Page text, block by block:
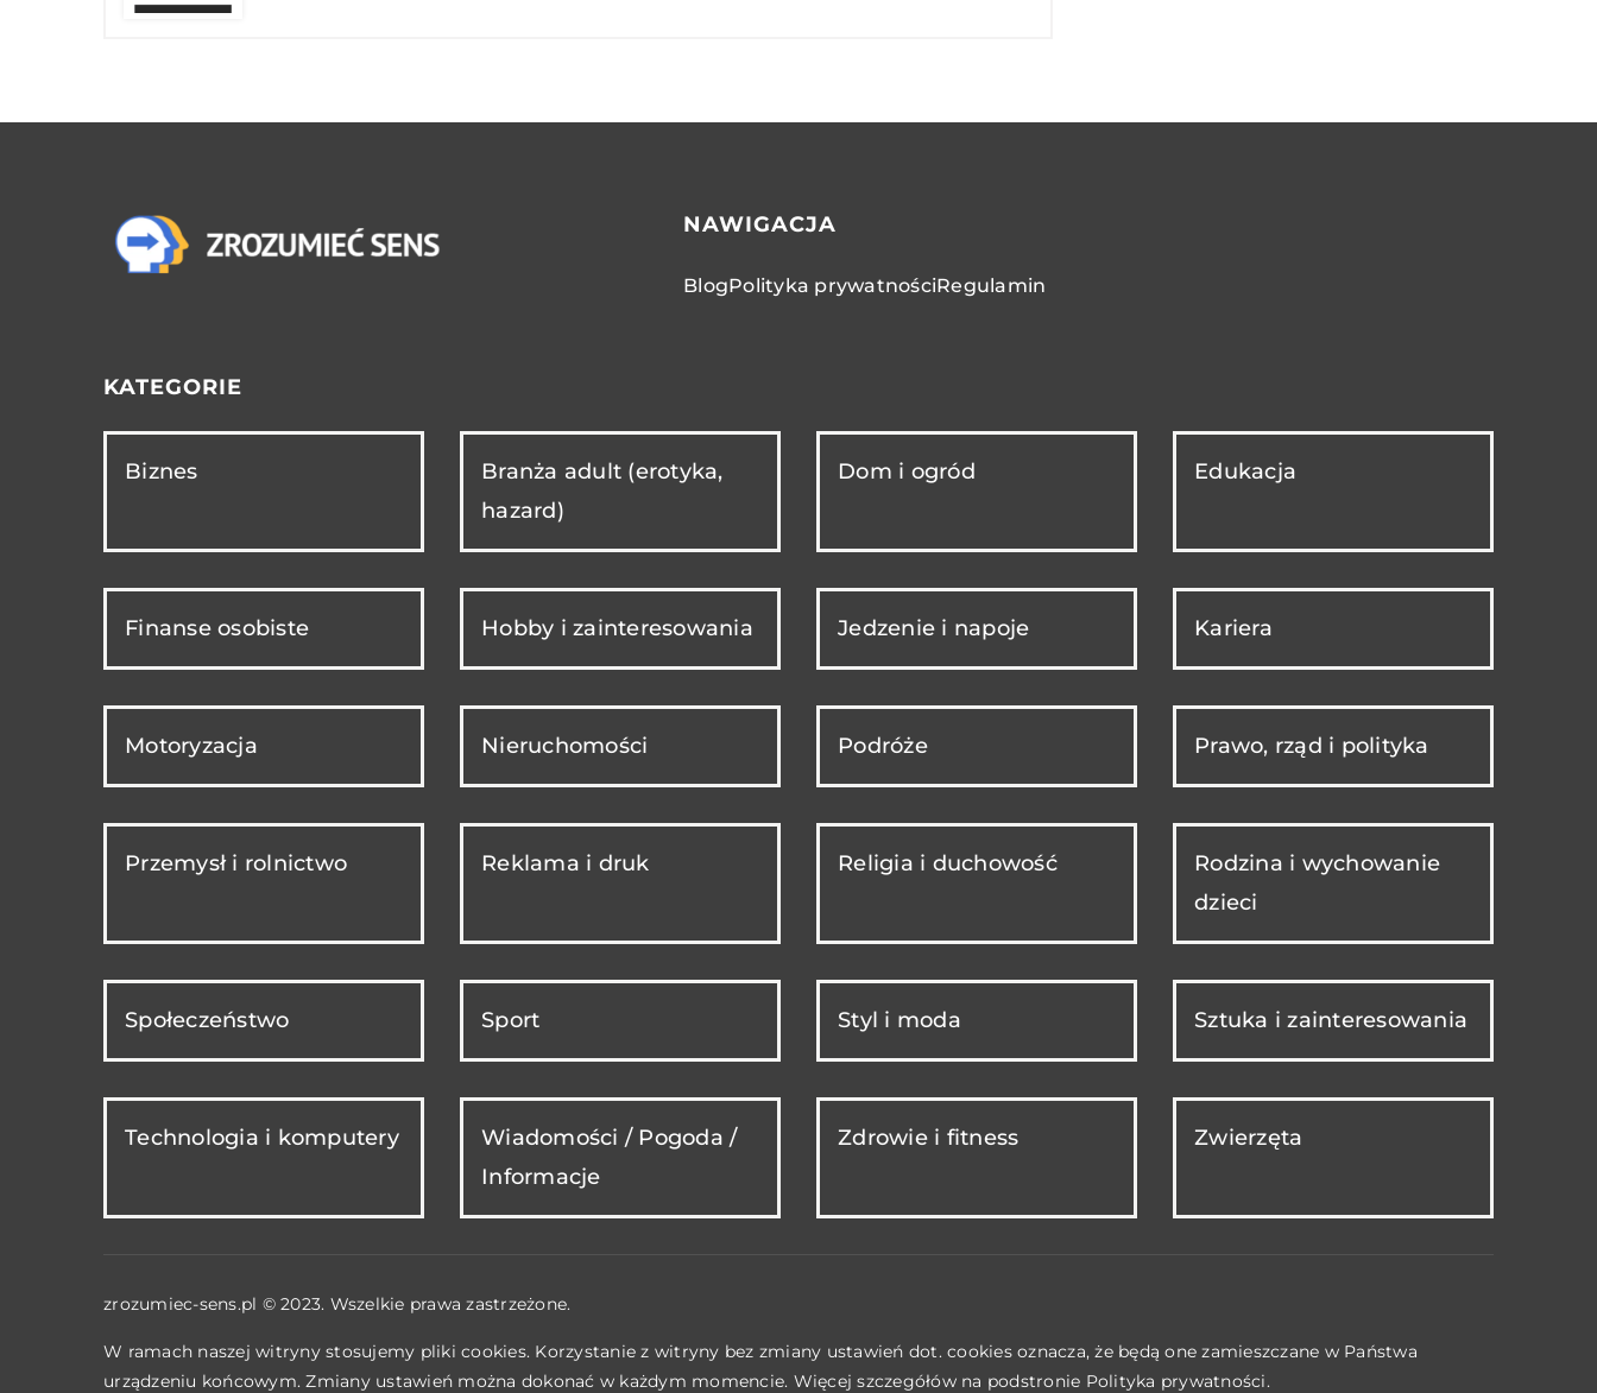
NAWIGACJA
BlogPolityka prywatnościRegulamin
KATEGORIE
Biznes
Branża adult (erotyka,
hazard)
Dom i ogród Edukacja
Finanse osobiste Hobby i zainteresowania Jedzenie i napoje Kariera
Motoryzacja Nieruchomości Podróże Prawo, rząd i polityka
Przemysł i rolnictwo Reklama i druk Religia i duchowość
Rodzina i wychowanie
dzieci
Społeczeństwo Sport Styl i moda Sztuka i zainteresowania
Technologia i komputery
Wiadomości / Pogoda /
Informacje
Zdrowie i fitness Zwierzęta
zrozumiec-sens.pl © 2023. Wszelkie prawa zastrzeżone.
W ramach naszej witryny stosujemy pliki cookies. Korzystanie z witryny bez zmiany ustawień dot. cookies oznacza, że będą one zamieszczane w Państwa
urządzeniu końcowym. Zmiany ustawień można dokonać w każdym momencie. Więcej szczegółów na podstronie Polityka prywatności.